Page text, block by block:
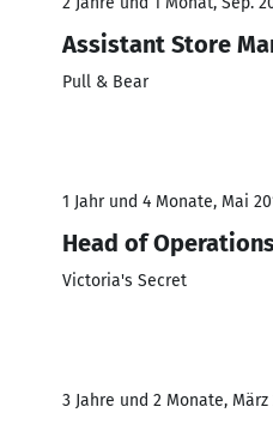
Assistant Store
Pull & Bear
1 Jahr und 4 Monate, Mai
Head of
Victoria's Secret
3 Jahre und 2 Monate, März